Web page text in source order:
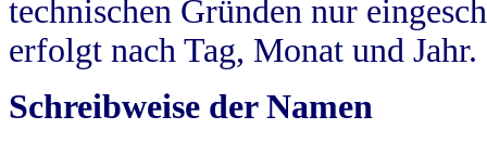
technischen Gründen nur
erfolgt nach Tag, Monat und Jahr.
Schreibweise der Namen